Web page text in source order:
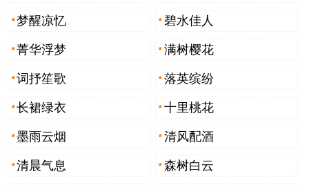
梦醒凉忆 碧水佳人
菁华浮梦 满树樱花
词抒笙歌 落英缤纷
长裙绿衣 十里桃花
墨雨云烟 清风配酒
清晨气息 森树白云